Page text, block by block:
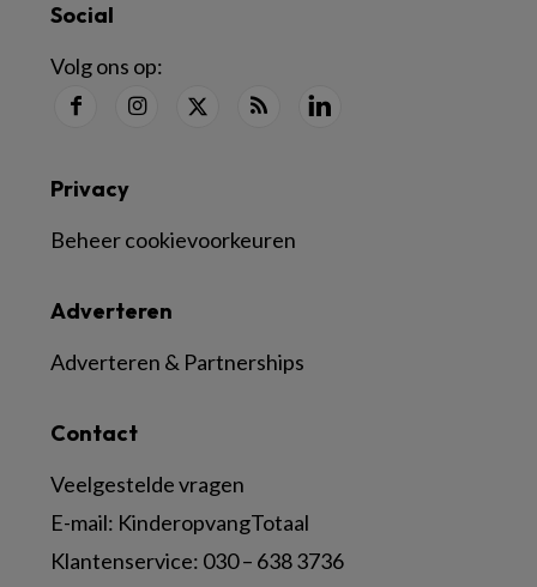
Social
Volg ons op:
Contact
Veelgestelde vragen
E-mail: KinderopvangTotaal
Klantenservice: 030 – 638 3736
Adverteren
Adverteren & Partnerships
Privacy
Beheer cookievoorkeuren